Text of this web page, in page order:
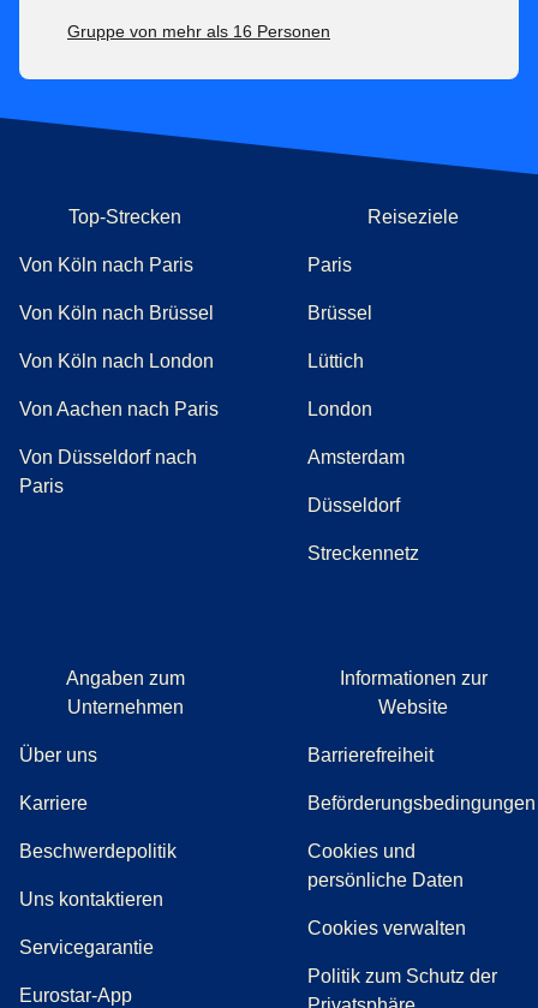
Gruppe von mehr als 16 Personen
Top-Strecken
Von Köln nach Paris
Von Köln nach Brüssel
Von Köln nach London
Von Aachen nach Paris
Von Düsseldorf nach
Paris
Reiseziele
Paris
Brüssel
Lüttich
London
Amsterdam
Düsseldorf
Streckennetz
Angaben zum
Unternehmen
Über uns
Karriere
Beschwerdepolitik( Öffnet einen neuen Tab )
( öffnet eine PDF)
Uns kontaktieren
Servicegarantie
Eurostar-App
Informationen zur
Website
Barrierefreiheit
Beförderungsbedingungen
Cookies und
persönliche Daten
Cookies verwalten
Politik zum Schutz der